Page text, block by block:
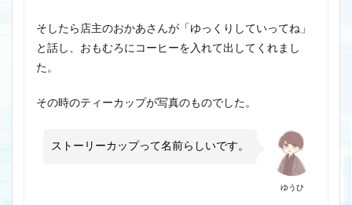
そしたら店主のおかあさんが「ゆっくりしていってね」
と話し、おもむろにコーヒーを入れて出してくれまし
た。
その時のティーカップが写真のものでした。
ゆうひ
ストーリーカップって名前らしいです。